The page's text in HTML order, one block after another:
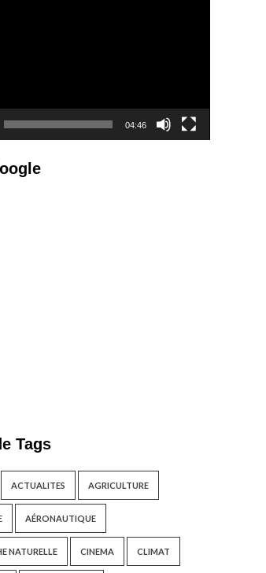
04:46
Tags
ACTUALITES AGRICULTURE
AÉRONAUTIQUE
NATURELLE CINEMA CLIMAT